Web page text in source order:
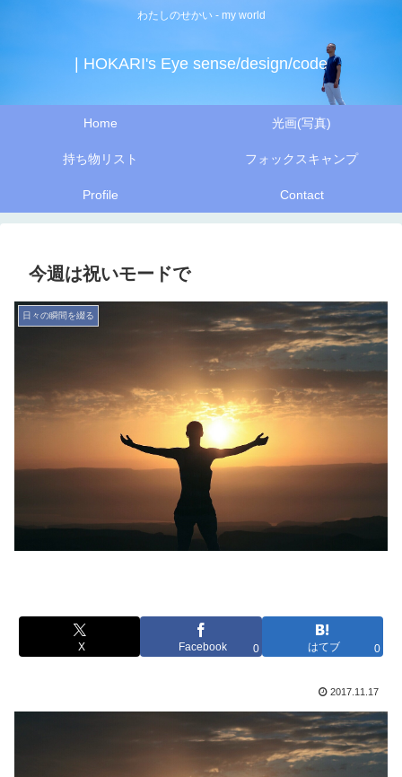
わたしのせかい - my world
| HOKARI's Eye sense/design/code
Home 光画(写真)
持ち物リスト フォックスキャンプ
Profile Contact
今週は祝いモードで
日々の瞬間を綴る
X Facebook 0 はてブ 0
2017.11.17